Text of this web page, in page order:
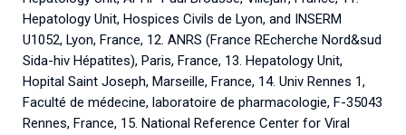
Hepatology Unit, Hospices Civils de Lyon, and INSERM
U1052, Lyon, France, 12. ANRS (France REcherche Nord&sud
Sida-hiv Hépatites), Paris, France, 13. Hepatology Unit,
Hopital Saint Joseph, Marseille, France, 14. Univ Rennes 1,
Faculté de médecine, laboratoire de pharmacologie, F-35043
Rennes, France, 15. National Reference Center for Viral